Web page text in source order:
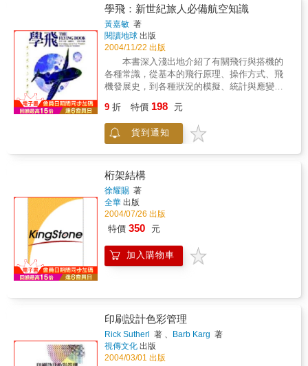
地、種植園、奴隸制度、三角貿易、產業革
命......等重要歷史軌跡。砂糖這個「世界商
品」，不僅孕育了英國近代文明的興盛，也串
起了歐亞非三個大陸的世界之旅。砂糖與茶的
相會，為十七世紀的世界，展開戲劇性的變
化。
學飛：新世紀旅人必備航空知識
黃嘉敏 著
閱讀地球 出版
2004/11/22 出版
本書深入淺出地介紹了有關飛行與搭機的
各種常識，從基本的飛行原理、操作方式、飛
機發展史，到各種狀況的模擬、統計與應變措
將從乘客切身的立場出發，一一解開飛行的謎
團。另外，書中所設計的【飛行小辭典】、
【飛行專門店】、【領航語錄】三種體貼的航
機的怪聲和噪聲從何而來◥國際航線是怎麼定
出來的◥行李為什麼會弄丟◥為什麼只提供冷
凍食物◥行動電話帶來的危險◥如何降低飛行
所帶來的不適◥為什麼會墜機飛行專門店情侶
或夫妻佔著洗手間享受空中性愛的狀況雖然少
見，但還是比你所想像的多。狹窄的洗手間或
許缺乏氣氛，但似乎對「空中高潮俱樂部」
（Mile high club）的人們來說是個很受歡迎的
護理台，因為這些護理台經常損壞，而根據維
嬰兒，而是因為熱情的愛侶。領航語錄我並不
害怕飛機失事；我有個訣竅，當飛機即將墜地
前，我會盡可能往上跳高一點。
9 折 特價 198 元
貨到通知
桁架結構
徐耀賜 著
全華 出版
2004/07/26 出版
特價 350 元
加入購物車
印刷設計色彩管理
Rick Sutherl 著 、 Barb Karg 著
視傳文化 出版
2004/03/01 出版